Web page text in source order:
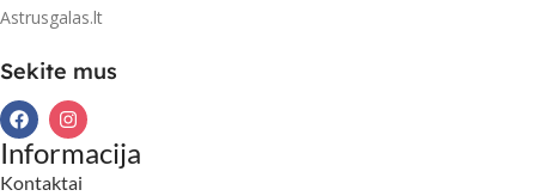
Astrusgalas.lt
Sekite mus
Informacija
Kontaktai